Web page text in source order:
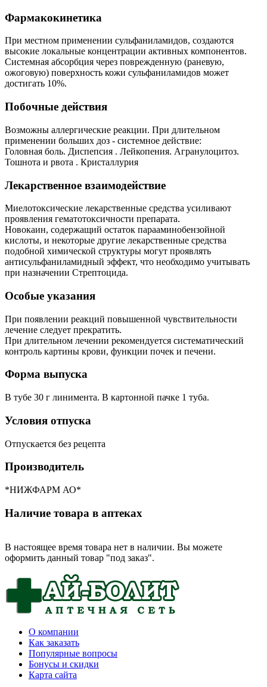
Фармакокинетика
При местном применении сульфаниламидов, создаются
высокие локальные концентрации активных компонентов.
Системная абсорбция через поврежденную (раневую,
ожоговую) поверхность кожи сульфаниламидов может
достигать 10%.
Побочные действия
Возможны аллергические реакции. При длительном
применении больших доз - системное действие:
Головная боль. Диспепсия . Лейкопения. Агранулоцитоз.
Тошнота и рвота . Кристаллурия
Лекарственное взаимодействие
Миелотоксические лекарственные средства усиливают
проявления гематотоксичности препарата.
Новокаин, содержащий остаток парааминобензойной
кислоты, и некоторые другие лекарственные средства
подобной химической структуры могут проявлять
антисульфаниламидный эффект, что необходимо учитывать
при назначении Стрептоцида.
Особые указания
При появлении реакций повышенной чувствительности
лечение следует прекратить.
При длительном лечении рекомендуется систематический
контроль картины крови, функции почек и печени.
Форма выпуска
В тубе 30 г линимента. В картонной пачке 1 туба.
Условия отпуска
Отпускается без рецепта
Производитель
*НИЖФАРМ АО*
Наличие товара в аптеках
В настоящее время товара нет в наличии. Вы можете
оформить данный товар "под заказ".
О компании
Как заказать
Популярные вопросы
Бонусы и скидки
Карта сайта